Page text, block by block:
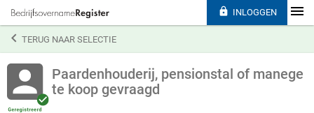
TERUG NAAR SELECTIE
Paardenhouderij, pensionstal of manege
te koop gevraagd
 INLOGGEN